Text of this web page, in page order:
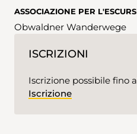
ASSOCIAZIONE PER
Obwaldner Wanderwege
ISCRIZIONI
Iscrizione possibile fino
Iscrizione